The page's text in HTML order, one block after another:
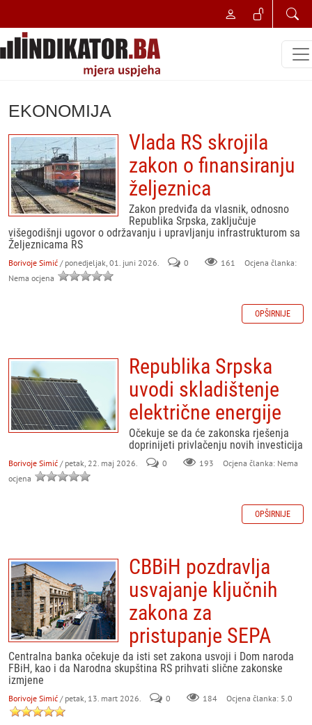
EKONOMIJA
Vlada RS skrojila
zakon o finansiranju
željeznica
Zakon predviđa da vlasnik, odnosno
Republika Srpska, zaključuje
višegodišnji ugovor o održavanju i upravljanju infrastrukturom sa
Željeznicama RS
Borivoje Simić / ponedjeljak, 01. juni 2026. 0 161
Ocjena članka:
Nema ocjena
OPŠIRNIJE
Republika Srpska
uvodi skladištenje
električne energije
Očekuje se da će zakonska rješenja
doprinijeti privlačenju novih investicija
Borivoje Simić / petak, 22. maj 2026. 0 193
Ocjena članka: Nema
ocjena
OPŠIRNIJE
CBBiH pozdravlja
usvajanje ključnih
zakona za
pristupanje SEPA
Centralna banka očekuje da isti set zakona usvoji i Dom naroda
FBiH, kao i da Narodna skupština RS prihvati slične zakonske
izmjene
Borivoje Simić / petak, 13. mart 2026. 0 184 Ocjena članka: 5.0